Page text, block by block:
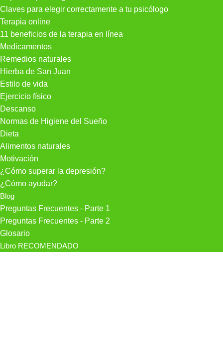
Claves para elegir correctamente a tu psicólogo
Terapia online
11 beneficios de la terapia en línea
Medicamentos
Remedios naturales
Hierba de San Juan
Estilo de vida
Ejercicio físico
Descanso
Normas de Higiene del Sueño
Dieta
Alimentos naturales
Motivación
¿Cómo superar la depresión?
¿Cómo ayudar?
Blog
Preguntas Frecuentes - Parte 1
Preguntas Frecuentes - Parte 2
Glosario
Libro RECOMENDADO